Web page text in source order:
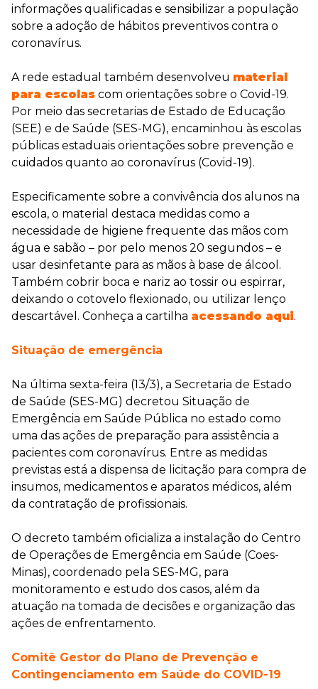
informações qualificadas e sensibilizar a população
sobre a adoção de hábitos preventivos contra o
coronavírus.
A rede estadual também desenvolveu material
para escolas com orientações sobre o Covid-19.
Por meio das secretarias de Estado de Educação
(SEE) e de Saúde (SES-MG), encaminhou às escolas
públicas estaduais orientações sobre prevenção e
cuidados quanto ao coronavírus (Covid-19).
Especificamente sobre a convivência dos alunos na
escola, o material destaca medidas como a
necessidade de higiene frequente das mãos com
água e sabão – por pelo menos 20 segundos – e
usar desinfetante para as mãos à base de álcool.
Também cobrir boca e nariz ao tossir ou espirrar,
deixando o cotovelo flexionado, ou utilizar lenço
descartável. Conheça a cartilha acessando aqui.
Situação de emergência
Na última sexta-feira (13/3), a Secretaria de Estado
de Saúde (SES-MG) decretou Situação de
Emergência em Saúde Pública no estado como
uma das ações de preparação para assistência a
pacientes com coronavírus. Entre as medidas
previstas está a dispensa de licitação para compra de
insumos, medicamentos e aparatos médicos, além
da contratação de profissionais.
O decreto também oficializa a instalação do Centro
de Operações de Emergência em Saúde (Coes-
Minas), coordenado pela SES-MG, para
monitoramento e estudo dos casos, além da
atuação na tomada de decisões e organização das
ações de enfrentamento.
Comitê Gestor do Plano de Prevenção e
Contingenciamento em Saúde do COVID-19